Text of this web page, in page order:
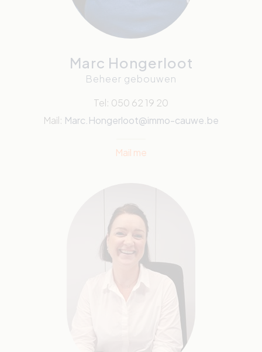
Marc Hongerloot
Beheer gebouwen
Tel: 050 62 19 20
Mail: Marc.Hongerloot@immo-cauwe.be
Mail me